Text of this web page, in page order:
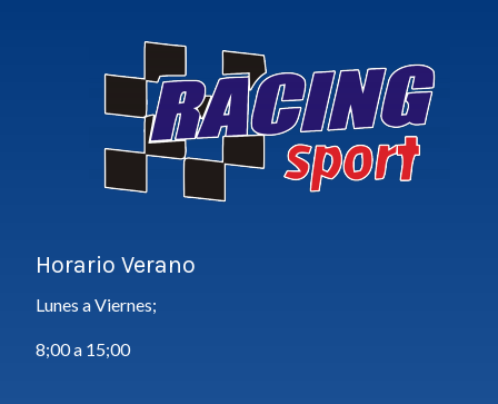
Horario Verano
Lunes a Viernes;
8;00 a 15;00